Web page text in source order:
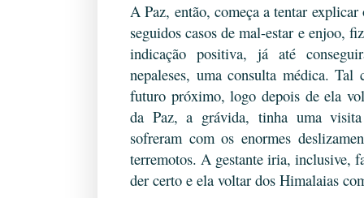
A Paz, então, começa a tentar
seguidos casos de mal-estar e enjoo,
indicação positiva, já até
nepaleses, uma consulta médica.
futuro próximo, logo depois de ela
da Paz, a grávida, tinha uma
sofreram com os enormes
terremotos. A gestante iria, inclusive,
der certo e ela voltar dos Himalaias